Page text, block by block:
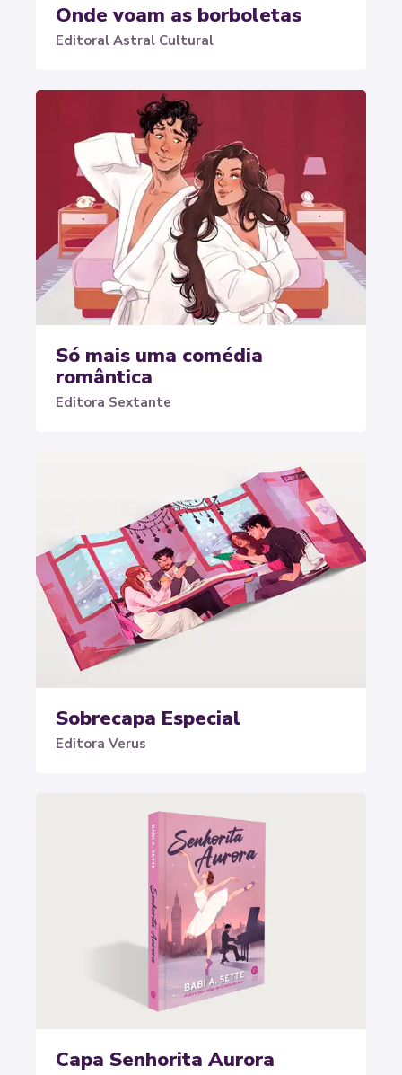
Onde voam as borboletas
Editoral Astral Cultural
Só mais uma comédia
romântica
Editora Sextante
Sobrecapa Especial
Editora Verus
Capa Senhorita Aurora